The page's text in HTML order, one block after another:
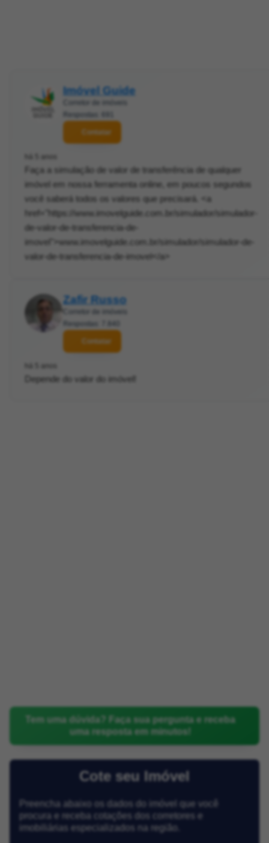
Imóvel Guide
Contatar
Faça a simulação de valor de transferência de qualquer
imóvel em nossa ferramenta online, em poucos segundos
você saberá todos os valores que precisará. <a
href="https://www.imovelguide.com.br/simulador/simulador-
de-valor-de-transferencia-de-
imovel">www.imovelguide.com.br/simulador/simulador-de-
valor-de-transferencia-de-imovel</a>
Zafir Russo
Contatar
Depende do valor do imóvel!
Tem uma dúvida? Faça sua pergunta e receba
uma resposta em minutos!
Cote seu Imóvel
Preencha abaixo os dados do imóvel que você
procura e receba cotações dos corretores e
imobiliárias especializados na região.